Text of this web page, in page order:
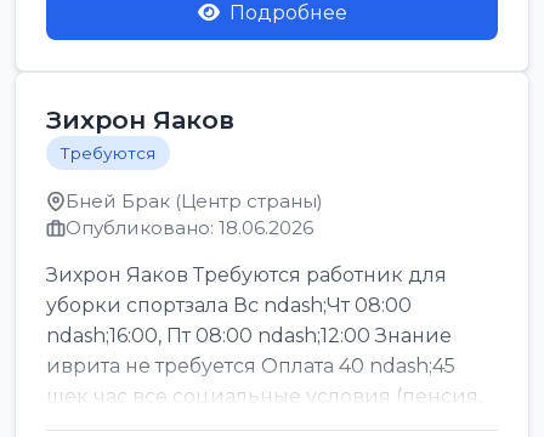
Подробнее
Зихрон Яаков
Требуются
Бней Брак (Центр страны)
Опубликовано: 18.06.2026
Зихрон Яаков Требуются работник для
уборки спортзала Вс ndash;Чт 08:00
ndash;16:00, Пт 08:00 ndash;12:00 Знание
иврита не требуется Оплата 40 ndash;45
шек час все социальные условия (пенсия,
керен ишт...